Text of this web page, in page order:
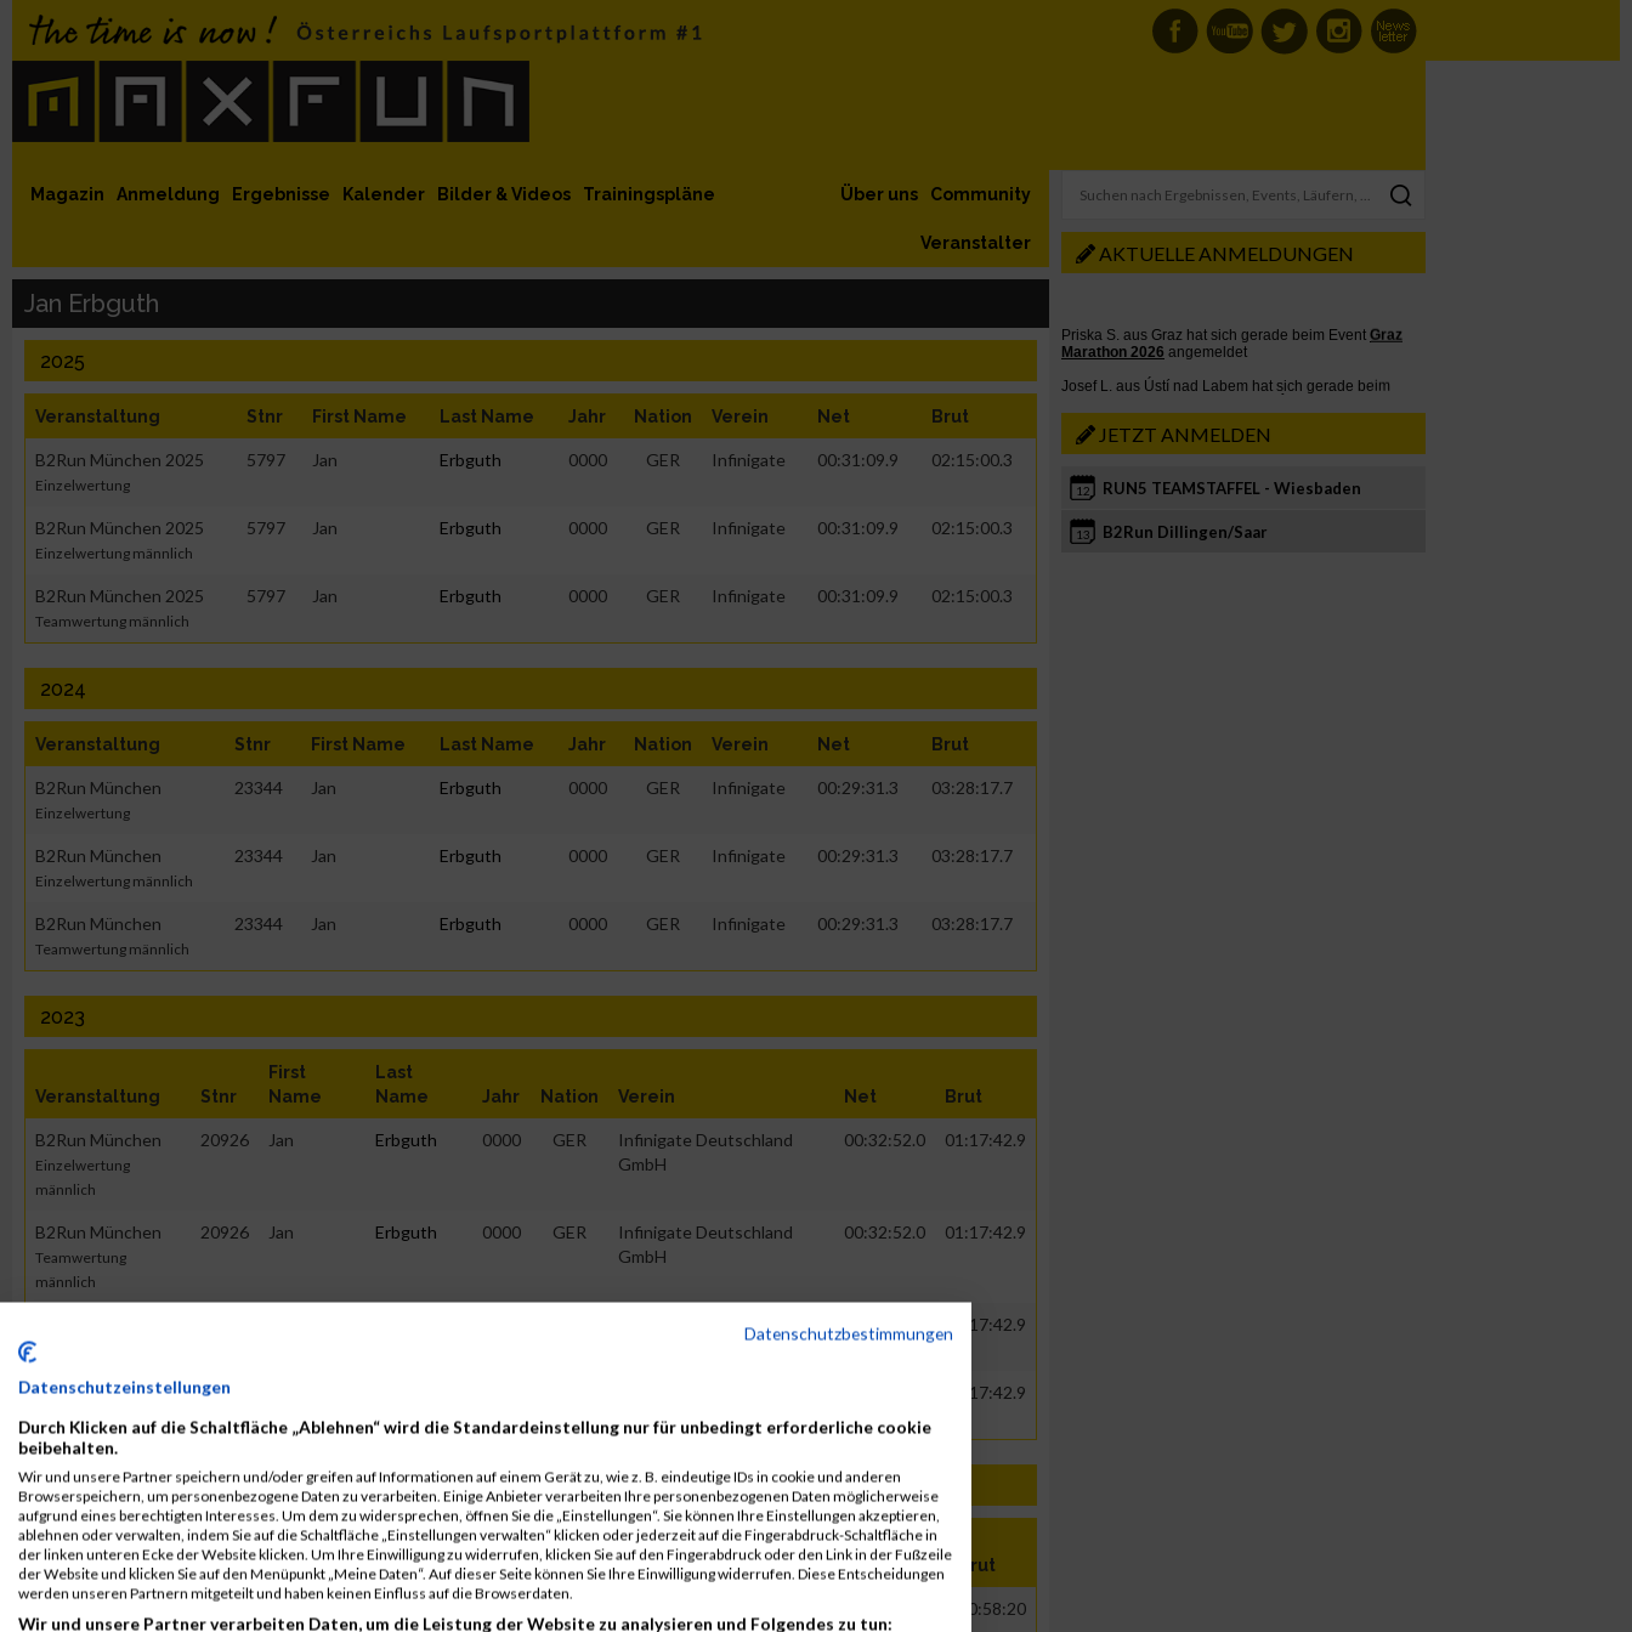
MaxFun Newsletter abonnieren
MaxFun auf Instagram
MaxFun auf Twitter
auf Youtube
auf Facebook
Magazin Anmeldung Ergebnisse Kalender Bilder & Videos Trainingspläne Community
Über uns
Veranstalter
Jan Erbguth
2025
Veranstaltung Stnr First Name Last Name Jahr Nation Verein Net Brut
B2Run München 2025
Einzelwertung
5797 Jan Erbguth 0000 GER Infinigate 00:31:09.9 02:15:00.3
B2Run München 2025
Einzelwertung männlich
5797 Jan Erbguth 0000 GER Infinigate 00:31:09.9 02:15:00.3
B2Run München 2025
Teamwertung männlich
5797 Jan Erbguth 0000 GER Infinigate 00:31:09.9 02:15:00.3
2024
Veranstaltung Stnr First Name Last Name Jahr Nation Verein Net Brut
B2Run München
Einzelwertung
23344 Jan Erbguth 0000 GER Infinigate 00:29:31.3 03:28:17.7
B2Run München
Einzelwertung männlich
23344 Jan Erbguth 0000 GER Infinigate 00:29:31.3 03:28:17.7
B2Run München
Teamwertung männlich
23344 Jan Erbguth 0000 GER Infinigate 00:29:31.3 03:28:17.7
2023
Veranstaltung Stnr
First
Name
Last
Name
Jahr Nation Verein Net Brut
B2Run München
Einzelwertung
männlich
20926 Jan Erbguth 0000 GER
Infinigate Deutschland
GmbH
00:32:52.0 01:17:42.9
B2Run München
Teamwertung
männlich
20926 Jan Erbguth 0000 GER
Infinigate Deutschland
GmbH
00:32:52.0 01:17:42.9
Teamwertung mixed
Infinigate Deutschland
00:32:52.0 01:17:42.9
B2Run München
Einzelwertung
20926
GmbH
01:17:42.9
2019
Veranstaltung Stnr
First
Name
Last
Name
Jahr Nation Verein Net Brut
20357 00:58:20
AKTUELLE ANMELDUNGEN
JETZT ANMELDEN
12 RUN5 TEAMSTAFFEL - Wiesbaden
13 B2Run Dillingen/Saar
Datenschutzbestimmungen
Datenschutzeinstellungen
Durch Klicken auf die Schaltfläche „Ablehnen“ wird die Standardeinstellung nur für unbedingt erforderliche cookie
beibehalten.
Wir und unsere Partner speichern und/oder greifen auf Informationen auf einem Gerät zu, wie z. B. eindeutige IDs in cookie und anderen
Browserspeichern, um personenbezogene Daten zu verarbeiten. Einige Anbieter verarbeiten Ihre personenbezogenen Daten möglicherweise
aufgrund eines berechtigten Interesses. Um dem zu widersprechen, öffnen Sie die „Einstellungen“. Sie können Ihre Einstellungen akzeptieren,
ablehnen oder verwalten, indem Sie auf die Schaltfläche „Einstellungen verwalten“ klicken oder jederzeit auf die Fingerabdruck-Schaltfläche in
der linken unteren Ecke der Website klicken. Um Ihre Einwilligung zu widerrufen, klicken Sie auf den Fingerabdruck oder den Link in der Fußzeile
der Website und klicken Sie auf den Menüpunkt „Meine Daten“. Auf dieser Seite können Sie Ihre Einwilligung widerrufen. Diese Entscheidungen
werden unseren Partnern mitgeteilt und haben keinen Einfluss auf die Browserdaten.
Wir und unsere Partner verarbeiten Daten, um die Leistung der Website zu analysieren und Folgendes zu tun: